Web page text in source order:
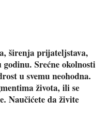
širenja prijateljstava,
Srećne okolnosti
u svemu neohodna.
života, ili se
Naučićete da živite